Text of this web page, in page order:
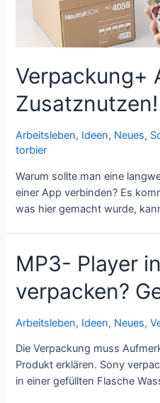
Verpackung+
Zusatznutzen!
Arbeitsleben, Ideen, Neues,
torbier
Warum sollte man eine
einer App verbinden? Es
was hier gemacht wurde,
MP3- Player
verpacken?
Arbeitsleben, Ideen, Neues,
Die Verpackung muss
Produkt erklären. Sony
in einer gefüllten Flasche